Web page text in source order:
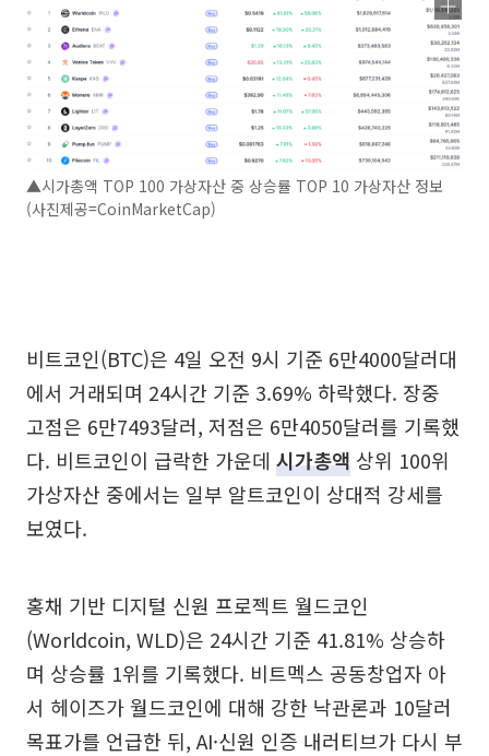
▲시가총액 TOP 100 가상자산 중 상승률 TOP 10 가상자산 정보
(사진제공=CoinMarketCap)
비트코인(BTC)은 4일 오전 9시 기준 6만4000달러대
에서 거래되며 24시간 기준 3.69% 하락했다. 장중
고점은 6만7493달러, 저점은 6만4050달러를 기록했
다. 비트코인이 급락한 가운데 시가총액 상위 100위
가상자산 중에서는 일부 알트코인이 상대적 강세를
보였다.
홍채 기반 디지털 신원 프로젝트 월드코인
(Worldcoin, WLD)은 24시간 기준 41.81% 상승하
며 상승률 1위를 기록했다. 비트멕스 공동창업자 아
서 헤이즈가 월드코인에 대해 강한 낙관론과 10달러
목표가를 언급한 뒤, AI·신원 인증 내러티브가 다시 부